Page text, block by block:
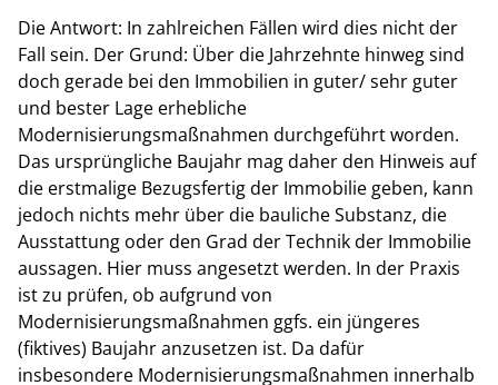
Die Antwort: In zahlreichen Fällen wird dies nicht der
Fall sein. Der Grund: Über die Jahrzehnte hinweg sind
doch gerade bei den Immobilien in guter/ sehr guter
und bester Lage erhebliche
Modernisierungsmaßnahmen durchgeführt worden.
Das ursprüngliche Baujahr mag daher den Hinweis auf
die erstmalige Bezugsfertig der Immobilie geben, kann
jedoch nichts mehr über die bauliche Substanz, die
Ausstattung oder den Grad der Technik der Immobilie
aussagen. Hier muss angesetzt werden. In der Praxis
ist zu prüfen, ob aufgrund von
Modernisierungsmaßnahmen ggfs. ein jüngeres
(fiktives) Baujahr anzusetzen ist. Da dafür
insbesondere Modernisierungsmaßnahmen innerhalb